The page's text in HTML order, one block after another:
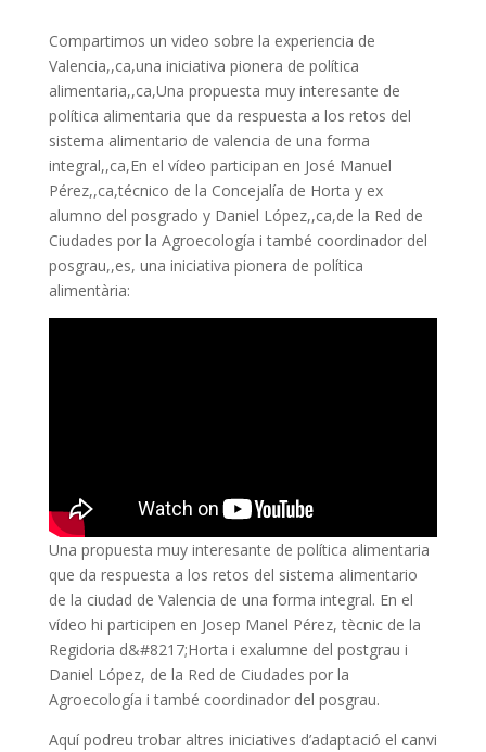
Compartimos un video sobre la experiencia de
Valencia,,ca,una iniciativa pionera de política
alimentaria,,ca,Una propuesta muy interesante de
política alimentaria que da respuesta a los retos del
sistema alimentario de valencia de una forma
integral,,ca,En el vídeo participan en José Manuel
Pérez,,ca,técnico de la Concejalía de Horta y ex
alumno del posgrado y Daniel López,,ca,de la Red de
Ciudades por la Agroecología i també coordinador del
posgrau,,es, una iniciativa pionera de política
alimentària:
Una propuesta muy interesante de política alimentaria
que da respuesta a los retos del sistema alimentario
de la ciudad de Valencia de una forma integral. En el
vídeo hi participen en Josep Manel Pérez, tècnic de la
Regidoria d&#8217;Horta i exalumne del postgrau i
Daniel López, de la Red de Ciudades por la
Agroecología i també coordinador del posgrau.
Aquí podreu trobar altres iniciatives d’adaptació el canvi